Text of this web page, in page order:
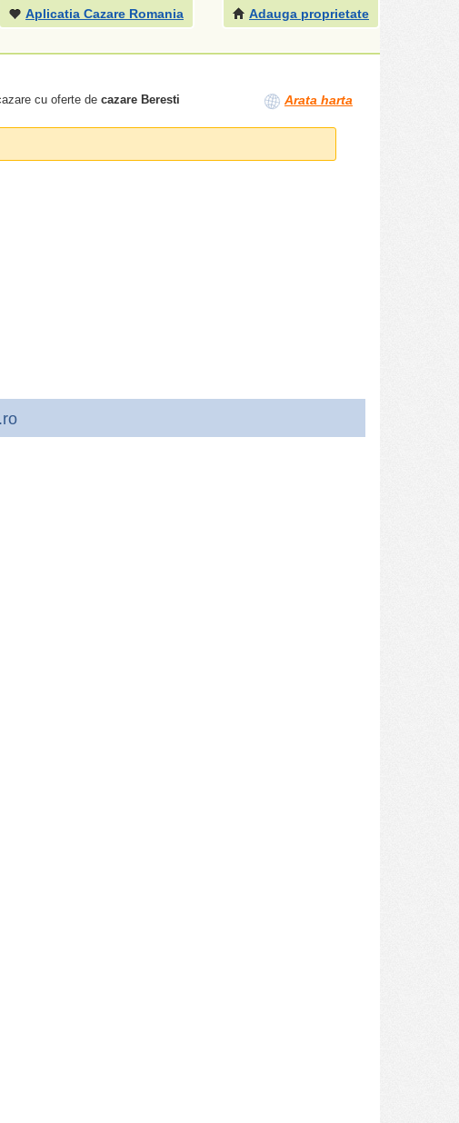
Adauga proprietate
Aplicatia Cazare Romania
cu oferte decazare Beresti Arata harta